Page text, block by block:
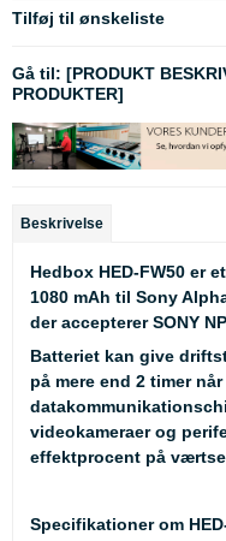
Tilføj til ønskeliste
Gå til: [PRODUKT
PRODUKTER]
Beskrivelse
Hedbox HED-FW50 er
1080 mAh til Sony
der accepterer SONY
Batteriet kan give
på mere end 2 timer
videokameraer og
effektprocent på
Specifikationer om